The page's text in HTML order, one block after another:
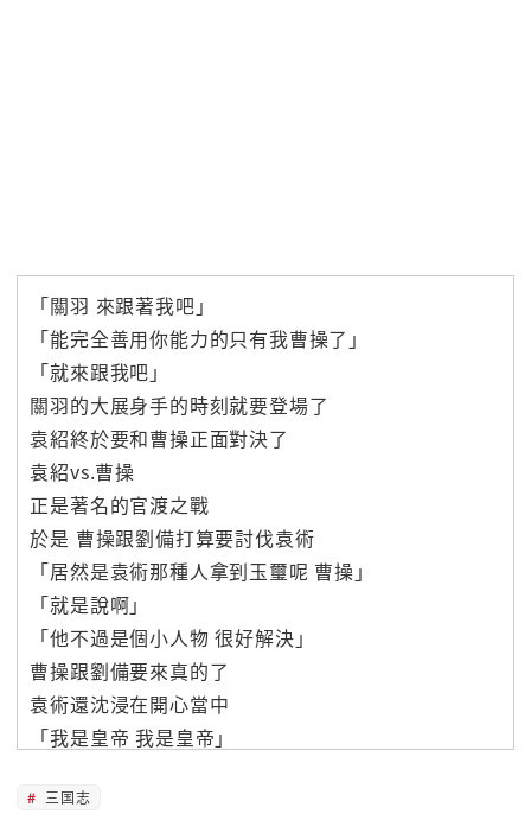
「關羽 來跟著我吧」
「能完全善用你能力的只有我曹操了」
「就來跟我吧」
關羽的大展身手的時刻就要登場了
袁紹終於要和曹操正面對決了
袁紹vs.曹操
正是著名的官渡之戰
於是 曹操跟劉備打算要討伐袁術
「居然是袁術那種人拿到玉璽呢 曹操」
「就是說啊」
「他不過是個小人物 很好解決」
曹操跟劉備要來真的了
袁術還沈浸在開心當中
「我是皇帝 我是皇帝」
曹操跟劉備算什麼東西」
三国志